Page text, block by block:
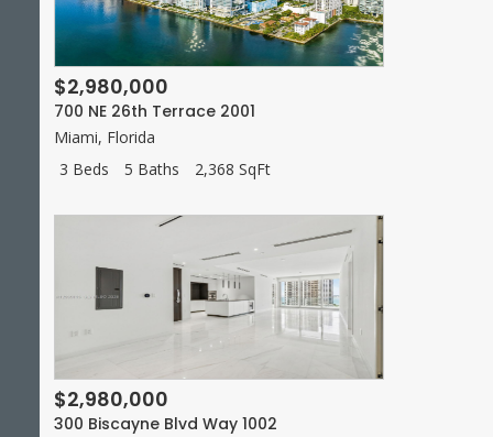
$2,980,000
700 NE 26th Terrace 2001
Miami, Florida
3 Beds
5 Baths 2,368 SqFt
$2,980,000
300 Biscayne Blvd Way 1002